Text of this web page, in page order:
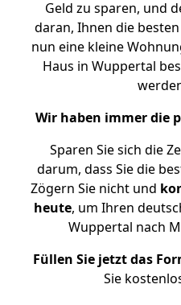
Geld zu sparen, und
daran, Ihnen die
nun eine kleine
Haus in Wuppertal
Wir haben immer die
Sparen Sie sich die
darum, dass Sie die
Zögern Sie nicht und
heute, um Ihren
Wuppertal nach
Füllen Sie jetzt das
Sie